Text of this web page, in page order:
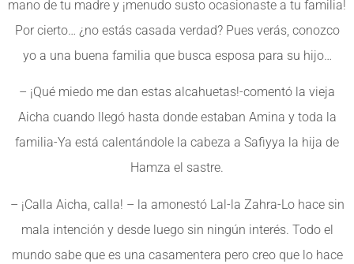
mano de tu madre y ¡menudo susto ocasionaste a tu familia!
Por cierto… ¿no estás casada verdad? Pues verás, conozco
yo a una buena familia que busca esposa para su hijo…
– ¡Qué miedo me dan estas alcahuetas!-comentó la vieja
Aicha cuando llegó hasta donde estaban Amina y toda la
familia-Ya está calentándole la cabeza a Safiyya la hija de
Hamza el sastre.
– ¡Calla Aicha, calla! – la amonestó Lal-la Zahra-Lo hace sin
mala intención y desde luego sin ningún interés. Todo el
mundo sabe que es una casamentera pero creo que lo hace